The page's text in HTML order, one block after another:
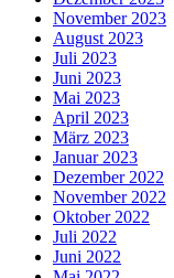
November 2023
August 2023
Juli 2023
Juni 2023
Mai 2023
April 2023
März 2023
Januar 2023
Dezember 2022
November 2022
Oktober 2022
Juli 2022
Juni 2022